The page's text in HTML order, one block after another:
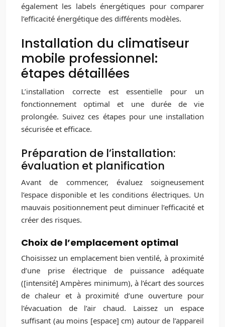
également les labels énergétiques pour comparer
l’efficacité énergétique des différents modèles.
Installation du climatiseur
mobile professionnel:
étapes détaillées
L’installation correcte est essentielle pour un
fonctionnement optimal et une durée de vie
prolongée. Suivez ces étapes pour une installation
sécurisée et efficace.
Préparation de l’installation:
évaluation et planification
Avant de commencer, évaluez soigneusement
l’espace disponible et les conditions électriques. Un
mauvais positionnement peut diminuer l’efficacité et
créer des risques.
Choix de l’emplacement optimal
Choisissez un emplacement bien ventilé, à proximité
d’une prise électrique de puissance adéquate
([intensité] Ampères minimum), à l’écart des sources
de chaleur et à proximité d’une ouverture pour
l’évacuation de l’air chaud. Laissez un espace
suffisant (au moins [espace] cm) autour de l’appareil